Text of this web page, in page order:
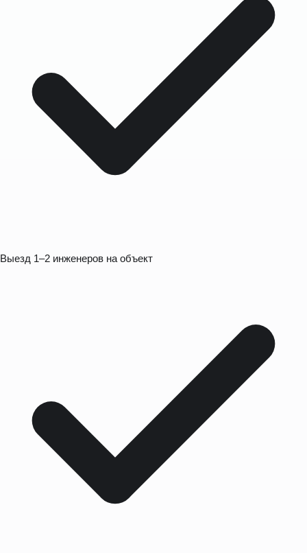
Выезд 1–2 инженеров на объект